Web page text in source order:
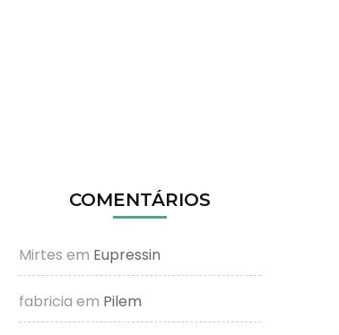
COMENTÁRIOS
Mirtes em Eupressin
fabricia em Pilem